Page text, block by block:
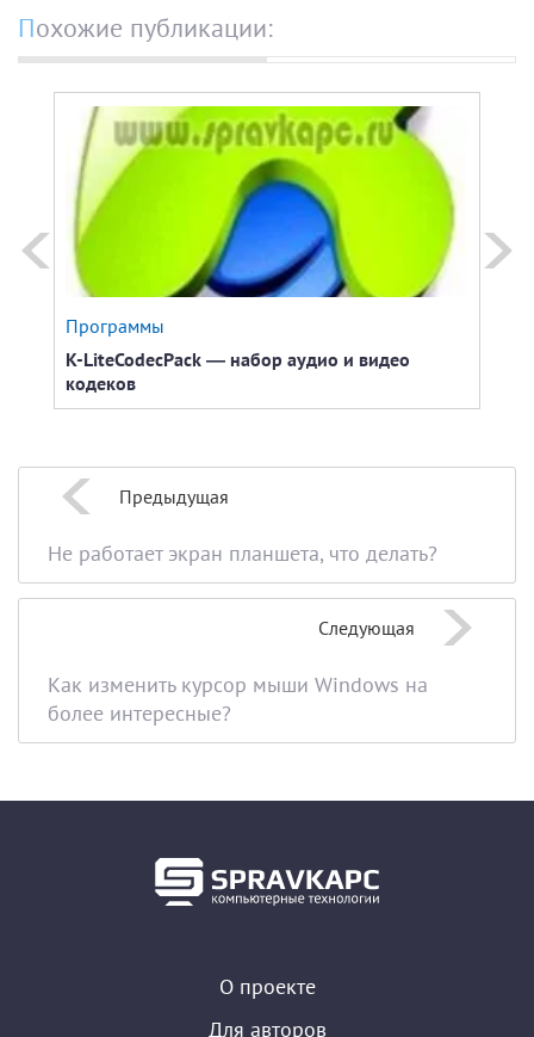
Похожие публикации:
Программы
K-LiteCodecPack — набор аудио и видео
кодеков
Предыдущая
Не работает экран планшета, что делать?
Следующая
Как изменить курсор мыши Windows на
более интересные?
О проекте
Для авторов